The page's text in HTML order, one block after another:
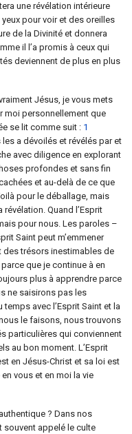
une révélation intérieure
yeux pour voir et des oreilles
de la Divinité et donnera
il l’a promis à ceux qui
deviennent de plus en plus
Jésus, je vous mets
moi personnellement que
se lit comme suit : 1
les a dévoilés et révélés par et
avec diligence en explorant
profondes et sans fin
et au-delà de ce que
pour le déballage, mais
révélation. Quand l’Esprit
pour nous. Les paroles –
Saint peut m’emmener
trésors inestimables de
que je continue à en
plus à apprendre parce
ne saisirons pas les
avec l’Esprit Saint et la
le faisons, nous trouvons
particulières qui conviennent
au bon moment. L’Esprit
en Jésus-Christ et sa loi est
vous et en moi la vie
? Dans nos
souvent appelé le culte